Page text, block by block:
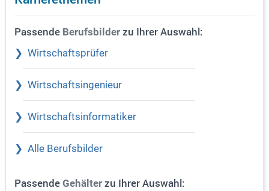
Passende Berufsbilder zu Ihrer Auswahl:
Wirtschaftsprüfer
Wirtschaftsingenieur
Wirtschaftsinformatiker
Alle Berufsbilder
Passende Gehälter zu Ihrer Auswahl: